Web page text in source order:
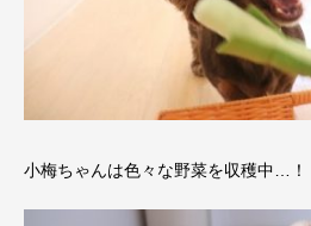
小梅ちゃんは色々な野菜を収穫中…！